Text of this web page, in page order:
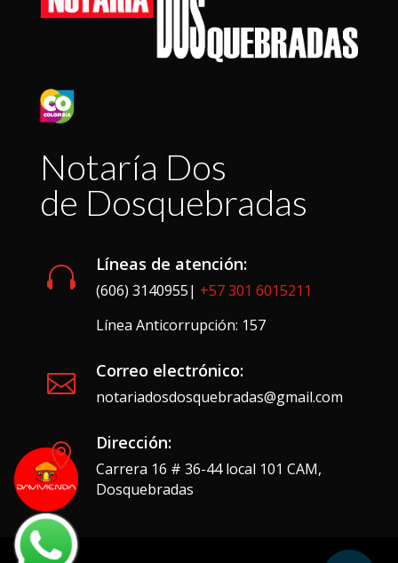
Notaría Dos
de Dosquebradas
 Líneas de atención:
(606) 3140955| +57 301 6015211
Línea Anticorrupción: 157
 Correo electrónico:
notariadosdosquebradas@gmail.com
 Dirección:
Carrera 16 # 36-44 local 101 CAM,
Dosquebradas